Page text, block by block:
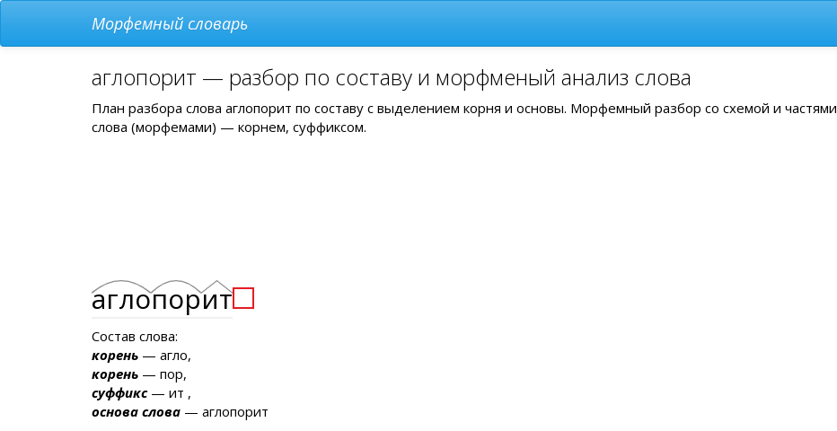
Морфемный словарь
аглопорит — разбор по составу и морфменый анализ слова
План разбора слова аглопорит по составу с выделением корня и основы. Морфемный разбор со схемой и частями
слова (морфемами) — корнем, суффиксом.
аглопорит
Состав слова:
корень — агло,
корень — пор,
суффикс— ит ,
основа слова — аглопорит